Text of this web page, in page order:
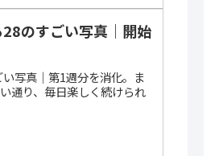
のすごい写真｜開始
写真｜第1週分を消化。ま
通り、毎日楽しく続けられ